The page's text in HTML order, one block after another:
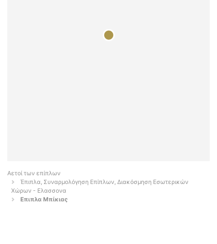
Αετοί των επίπλων
Έπιπλα, Συναρμολόγηση Επίπλων, Διακόσμηση Εσωτερικών
Χώρων - Ελασσονα
Επιπλα Μπίκιας